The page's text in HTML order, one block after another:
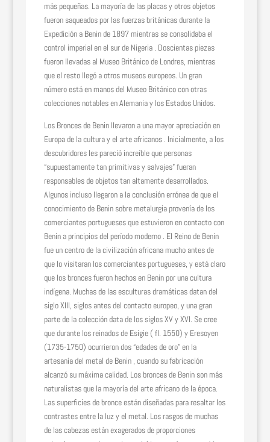
más pequeñas. La mayoría de las placas y otros objetos
fueron saqueados por las fuerzas británicas durante la
Expedición a Benin de 1897 mientras se consolidaba el
control imperial en el sur de Nigeria . Doscientas piezas
fueron llevadas al Museo Británico de Londres, mientras
que el resto llegó a otros museos europeos. Un gran
número está en manos del Museo Británico con otras
colecciones notables en Alemania y los Estados Unidos.
Los Bronces de Benin llevaron a una mayor apreciación en
Europa de la cultura y el arte africanos . Inicialmente, a los
descubridores les pareció increíble que personas
“supuestamente tan primitivas y salvajes” fueran
responsables de objetos tan altamente desarrollados.
Algunos incluso llegaron a la conclusión errónea de que el
conocimiento de Benin sobre metalurgia provenía de los
comerciantes portugueses que estuvieron en contacto con
Benin a principios del período moderno . El Reino de Benin
fue un centro de la civilización africana mucho antes de
que lo visitaran los comerciantes portugueses, y está claro
que los bronces fueron hechos en Benin por una cultura
indígena. Muchas de las esculturas dramáticas datan del
siglo XIII, siglos antes del contacto europeo, y una gran
parte de la colección data de los siglos XV y XVI. Se cree
que durante los reinados de Esigie ( fl. 1550) y Eresoyen
(1735-1750) ocurrieron dos “edades de oro” en la
artesanía del metal de Benin , cuando su fabricación
alcanzó su máxima calidad. Los bronces de Benin son más
naturalistas que la mayoría del arte africano de la época.
Las superficies de bronce están diseñadas para resaltar los
contrastes entre la luz y el metal. Los rasgos de muchas
de las cabezas están exagerados de proporciones